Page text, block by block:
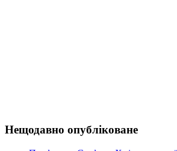
Нещодавно опубліковане